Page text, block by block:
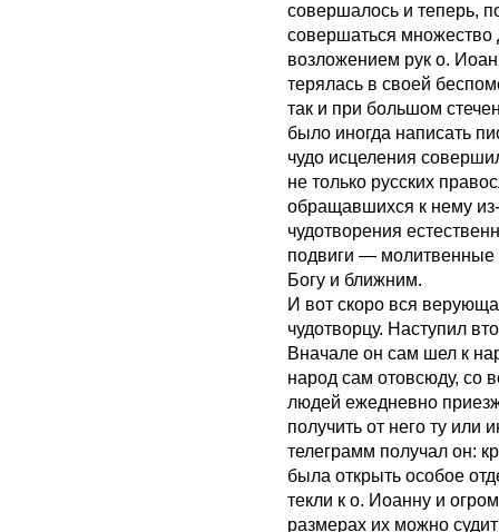
совершалось и теперь,
совершаться множество
возложением рук о.
терялась в своей
так и при большом
было иногда написать
чудо исцеления
не только русских
обращавшихся к нему
чудотворения
подвиги — молитвенные
Богу и ближним.
И вот скоро вся
чудотворцу. Наступил
Вначале он сам шел к
народ сам отовсюду, со
людей ежедневно
получить от него ту
телеграмм получал он:
была открыть особое
текли к о. Иоанну и
размерах их можно